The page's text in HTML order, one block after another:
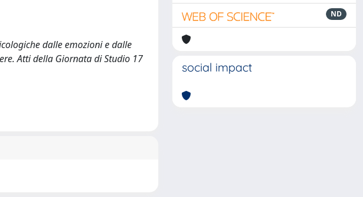
dalle emozioni e dalle
Atti della Giornata di Studio 17
ND
social impact